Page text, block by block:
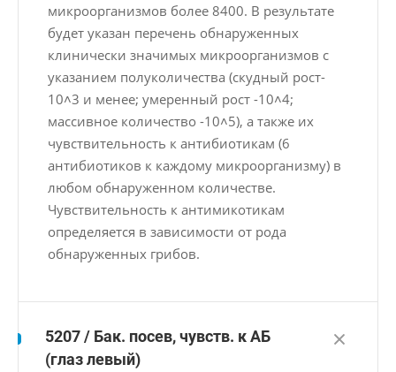
микроорганизмов более 8400. В результате
будет указан перечень обнаруженных
клинически значимых микроорганизмов с
указанием полуколичества (скудный рост-
10˄3 и менее; умеренный рост -10˄4;
массивное количество -10˄5), а также их
чувствительность к антибиотикам (6
антибиотиков к каждому микроорганизму) в
любом обнаруженном количестве.
Чувствительность к антимикотикам
определяется в зависимости от рода
обнаруженных грибов.
5207 / Бак. посев, чувств. к АБ
(глаз левый)